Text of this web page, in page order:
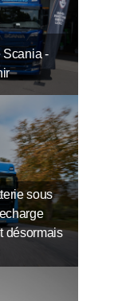
Scania -
sous
désormais